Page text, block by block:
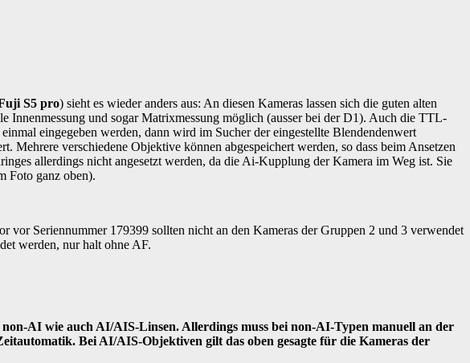
S5 pro) sieht es wieder anders aus: An diesen Kameras lassen sich die guten alten
und sogar Matrixmessung möglich (ausser bei der D1). Auch die TTL-
eingegeben werden, dann wird im Sucher der eingestellte Blendendenwert
verschiedene Objektive können abgespeichert werden, so dass beim Ansetzen
allerdings nicht angesetzt werden, da die Ai-Kupplung der Kamera im Weg ist. Sie
Foto ganz oben).
Seriennummer 179399 sollten nicht an den Kameras der Gruppen 2 und 3 verwendet
werden, nur halt ohne AF.
AI wie auch AI/AIS-Linsen. Allerdings muss bei non-AI-Typen manuell an der
Bei AI/AIS-Objektiven gilt das oben gesagte für die Kameras der